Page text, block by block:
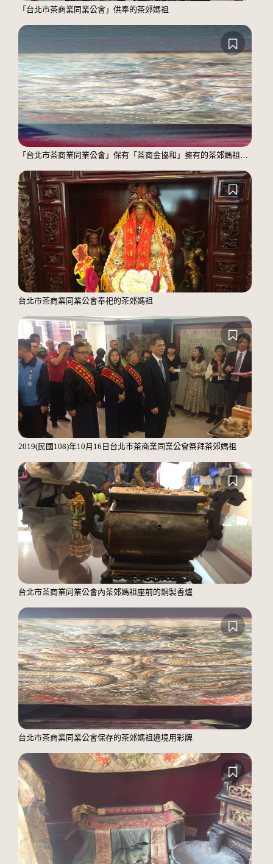
「台北市茶商業同業公會」供奉的茶郊媽祖
「台北市茶商業同業公會」保有「茶商金協和」擁有的茶郊媽祖錦旗
台北市茶商業同業公會奉祀的茶郊媽祖
2019(民國108)年10月16日台北市茶商業同業公會祭拜茶郊媽祖
台北市茶商業同業公會內茶郊媽祖座前的銅製香爐
台北市茶商業同業公會保存的茶郊媽祖遶境用彩牌